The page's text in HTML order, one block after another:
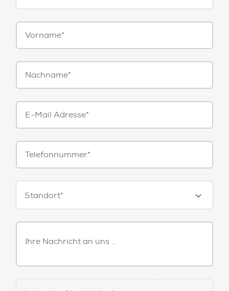
Vorname*
Nachname*
E-
Mail*
Telefonnummer
Standorte
Standort*
Freitext
Nachricht